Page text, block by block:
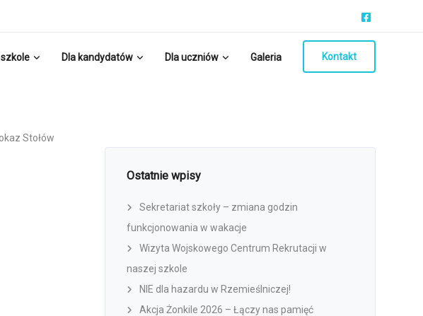
szkole Dla kandydatów Dla uczniów Galeria Kontakt
Stołów
Ostatnie wpisy
Sekretariat szkoły – zmiana godzin
funkcjonowania w wakacje
Wizyta Wojskowego Centrum Rekrutacji w
naszej szkole
NIE dla hazardu w Rzemieślniczej!
Akcja Żonkile 2026 – Łączy nas pamięć